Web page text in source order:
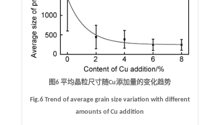
图6 平均晶粒尺寸随Cu添加量的变化趋势
Fig.6 Trend of average grain size variation with different
amounts of Cu addition